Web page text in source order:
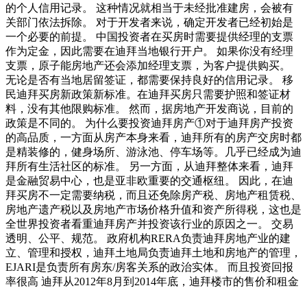
的个人信用记录。 这种情况就相当于未经批准建房，会被有
关部门依法拆除。 对于开发者来说，确定开发者已经初始是
一个必要的前提。 中国投资者在买房时需要提供经理的支票
作为定金，因此需要在迪拜当地银行开户。 如果你没有经理
支票，原子能房地产还会添加经理支票，为客户提供购买。
无论是否有当地居留签证，都需要保持良好的信用记录。 移
民迪拜买房新政策新标准。在迪拜买房只需要护照和签证材
料，没有其他限购标准。 然而，据房地产开发商说，目前的
政策是不同的。 为什么要投资迪拜房产①对于迪拜房产投资
的高品质，一方面从房产本身来看，迪拜所有的房产交房时都
是精装修的，健身场所、游泳池、停车场等。几乎已经成为迪
拜所有生活社区的标准。 另一方面，从迪拜整体来看，迪拜
是金融贸易中心，也是亚非欧重要的交通枢纽。 因此，在迪
拜买房不一定需要纳税，而且还免除房产税、房地产租赁税、
房地产遗产税以及房地产市场价格升值和资产所得税，这也是
全世界投资者看重迪拜房产并投资该行业的原因之一。 交易
透明、公平、规范。 政府机构RERA负责迪拜房地产业的建
立、管理和授权，迪拜土地局负责迪拜土地和房地产的管理，
EJARI是负责所有房东/房客关系的政治实体。 而且投资回报
率很高 迪拜从2012年8月到2014年底，迪拜楼市的售价和租金